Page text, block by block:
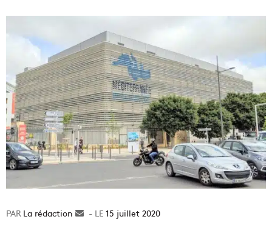
La rédaction
Envoyer15 juillet 2020